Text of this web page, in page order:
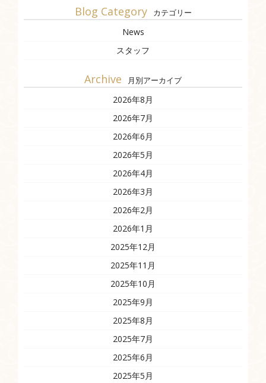
Blog Category カテゴリー
News
スタッフ
Archive 月別アーカイブ
2026年8月
2026年7月
2026年6月
2026年5月
2026年4月
2026年3月
2026年2月
2026年1月
2025年12月
2025年11月
2025年10月
2025年9月
2025年8月
2025年7月
2025年6月
2025年5月